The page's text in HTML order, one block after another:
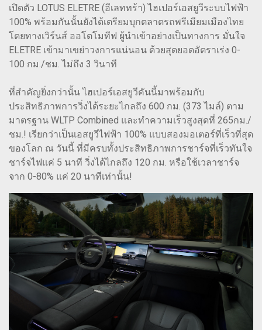
เปิดตัว LOTUS ELETRE (อีเลททร้า) ไฮเปอร์เอสยูวีระบบไฟฟ้า
100% พร้อมกันนั้นยังได้เตรียมบุกตลาดรถพรีเมียมเมืองไทย
โดยทางเวิร์นส์ ออโตโมทีฟ ผู้นำเข้าอย่างเป็นทางการ มั่นใจ
ELETRE เข้ามาเขย่าวงการแน่นอน ด้วยสุดยอดอัตราเร่ง 0-
100 กม./ชม. ไม่ถึง 3 วินาที
ที่สำคัญยิ่งกว่านั้น ไฮเปอร์เอสยูวีคันนี้มาพร้อมกับ
ประสิทธิภาพการวิ่งได้ระยะไกลถึง 600 กม. (373 ไมล์) ตาม
มาตรฐาน WLTP Combined และทำความเร็วสูงสุดที่ 265กม./
ชม.! เรียกว่าเป็นเอสยูวีไฟฟ้า 100% แบบสองมอเตอร์ที่เร็วที่สุด
ของโลก ณ วันนี้ ที่มีครบทั้งประสิทธิภาพการชาร์จที่เร็วทันใจ
ชาร์จไฟแค่ 5 นาที วิ่งได้ไกลถึง 120 กม. หรือใช้เวลาชาร์จ
จาก 0-80% แค่ 20 นาทีเท่านั้น!